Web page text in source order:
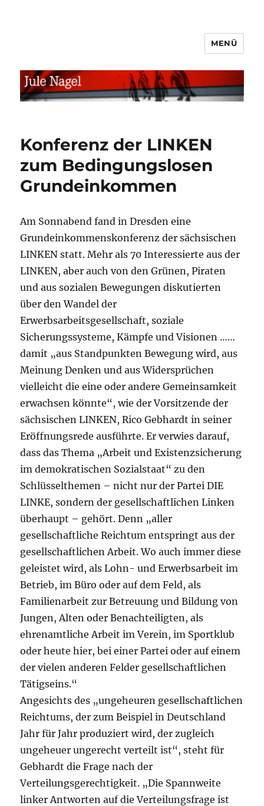
MENÜ
Konferenz der LINKEN
zum Bedingungslosen
Grundeinkommen
Am Sonnabend fand in Dresden eine
Grundeinkommenskonferenz der sächsischen
LINKEN statt. Mehr als 70 Interessierte aus der
LINKEN, aber auch von den Grünen, Piraten
und aus sozialen Bewegungen diskutierten
über den Wandel der
Erwerbsarbeitsgesellschaft, soziale
Sicherungssysteme, Kämpfe und Visionen ……
damit „aus Standpunkten Bewegung wird, aus
Meinung Denken und aus Widersprüchen
vielleicht die eine oder andere Gemeinsamkeit
erwachsen könnte“, wie der Vorsitzende der
sächsischen LINKEN, Rico Gebhardt in seiner
Eröffnungsrede ausführte. Er verwies darauf,
dass das Thema „Arbeit und Existenzsicherung
im demokratischen Sozialstaat“ zu den
Schlüsselthemen – nicht nur der Partei DIE
LINKE, sondern der gesellschaftlichen Linken
überhaupt – gehört. Denn „aller
gesellschaftliche Reichtum entspringt aus der
gesellschaftlichen Arbeit. Wo auch immer diese
geleistet wird, als Lohn- und Erwerbsarbeit im
Betrieb, im Büro oder auf dem Feld, als
Familienarbeit zur Betreuung und Bildung von
Jungen, Alten oder Benachteiligten, als
ehrenamtliche Arbeit im Verein, im Sportklub
oder heute hier, bei einer Partei oder auf einem
der vielen anderen Felder gesellschaftlichen
Tätigseins.“
Angesichts des „ungeheuren gesellschaftlichen
Reichtums, der zum Beispiel in Deutschland
Jahr für Jahr produziert wird, der zugleich
ungeheuer ungerecht verteilt ist“, steht für
Gebhardt die Frage nach der
Verteilungsgerechtigkeit. „Die Spannweite
linker Antworten auf die Verteilungsfrage ist